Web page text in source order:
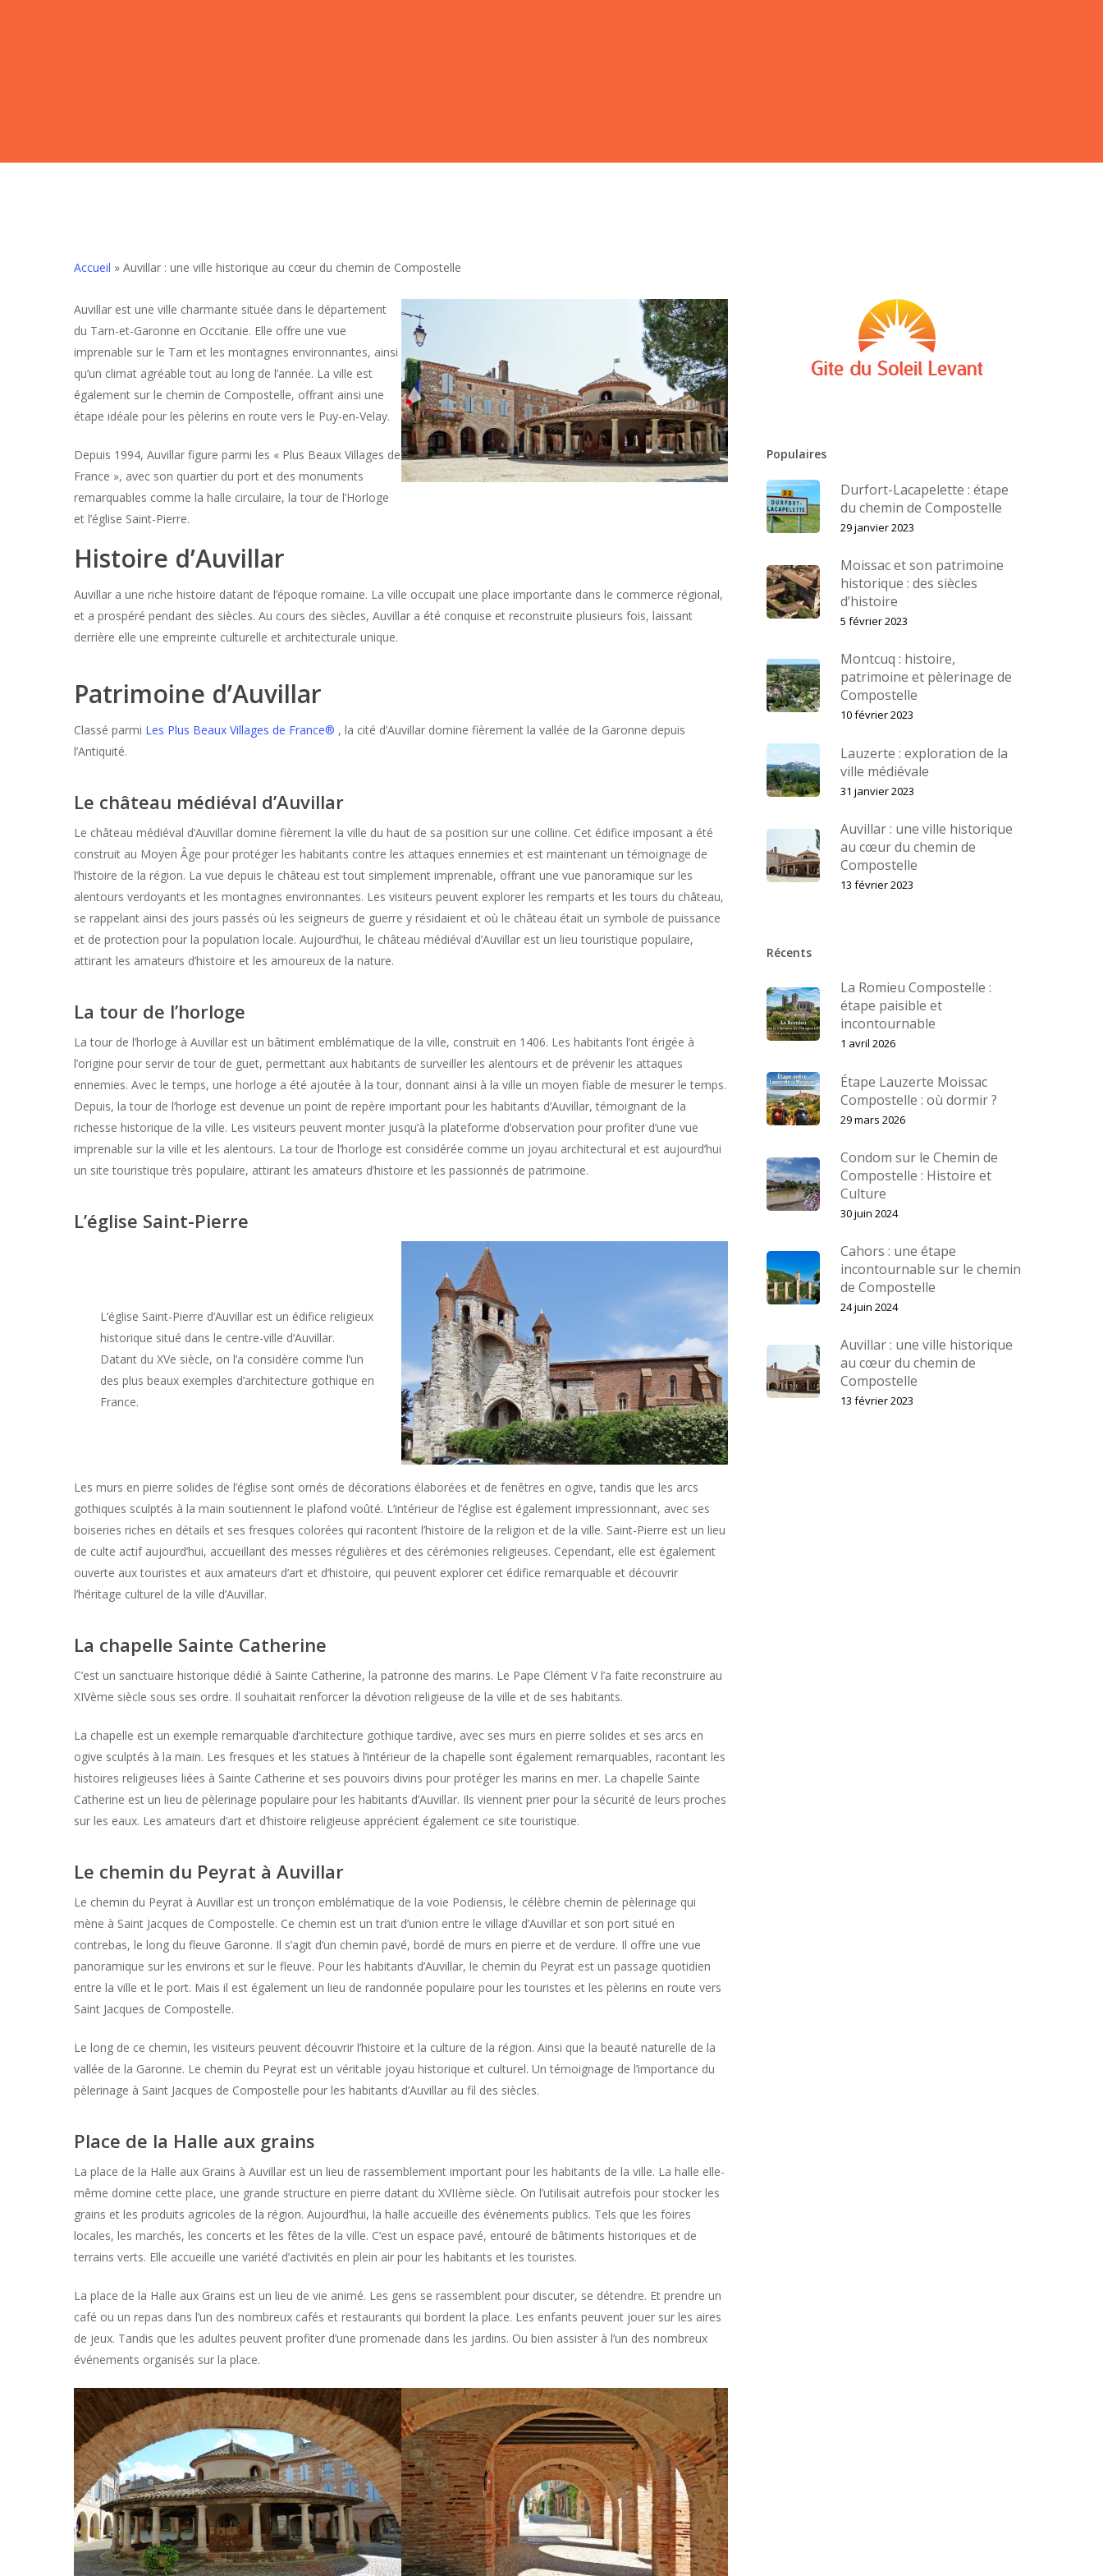
Hit enter to search or ESC to close
Accueil » Auvillar : une ville historique au cœur du chemin de Compostelle
Auvillar est une ville charmante située dans le département
du Tarn-et-Garonne en Occitanie. Elle offre une vue
imprenable sur le Tarn et les montagnes environnantes, ainsi
qu’un climat agréable tout au long de l’année. La ville est
également sur le chemin de Compostelle, offrant ainsi une
étape idéale pour les pèlerins en route vers le Puy-en-Velay.
Depuis 1994, Auvillar figure parmi les « Plus Beaux Villages de
France », avec son quartier du port et des monuments
remarquables comme la halle circulaire, la tour de l’Horloge
et l’église Saint-Pierre.
Histoire d’Auvillar
Auvillar a une riche histoire datant de l’époque romaine. La ville occupait une place importante dans le commerce régional,
et a prospéré pendant des siècles. Au cours des siècles, Auvillar a été conquise et reconstruite plusieurs fois, laissant
derrière elle une empreinte culturelle et architecturale unique.
Patrimoine d’Auvillar
Classé parmi Les Plus Beaux Villages de France® , la cité d’Auvillar domine fièrement la vallée de la Garonne depuis
l’Antiquité.
Le château médiéval d’Auvillar
Le château médiéval d’Auvillar domine fièrement la ville du haut de sa position sur une colline. Cet édifice imposant a été
construit au Moyen Âge pour protéger les habitants contre les attaques ennemies et est maintenant un témoignage de
l’histoire de la région. La vue depuis le château est tout simplement imprenable, offrant une vue panoramique sur les
alentours verdoyants et les montagnes environnantes. Les visiteurs peuvent explorer les remparts et les tours du château,
se rappelant ainsi des jours passés où les seigneurs de guerre y résidaient et où le château était un symbole de puissance
et de protection pour la population locale. Aujourd’hui, le château médiéval d’Auvillar est un lieu touristique populaire,
attirant les amateurs d’histoire et les amoureux de la nature.
La tour de l’horloge
La tour de l’horloge à Auvillar est un bâtiment emblématique de la ville, construit en 1406. Les habitants l’ont érigée à
l’origine pour servir de tour de guet, permettant aux habitants de surveiller les alentours et de prévenir les attaques
ennemies. Avec le temps, une horloge a été ajoutée à la tour, donnant ainsi à la ville un moyen fiable de mesurer le temps.
Depuis, la tour de l’horloge est devenue un point de repère important pour les habitants d’Auvillar, témoignant de la
richesse historique de la ville. Les visiteurs peuvent monter jusqu’à la plateforme d’observation pour profiter d’une vue
imprenable sur la ville et les alentours. La tour de l’horloge est considérée comme un joyau architectural et est aujourd’hui
un site touristique très populaire, attirant les amateurs d’histoire et les passionnés de patrimoine.
L’église Saint-Pierre
L’église Saint-Pierre d’Auvillar est un édifice religieux
historique situé dans le centre-ville d’Auvillar.
Datant du XVe siècle, on l’a considère comme l’un
des plus beaux exemples d’architecture gothique en
France.
Les murs en pierre solides de l’église sont ornés de décorations élaborées et de fenêtres en ogive, tandis que les arcs
gothiques sculptés à la main soutiennent le plafond voûté. L’intérieur de l’église est également impressionnant, avec ses
boiseries riches en détails et ses fresques colorées qui racontent l’histoire de la religion et de la ville. Saint-Pierre est un lieu
de culte actif aujourd’hui, accueillant des messes régulières et des cérémonies religieuses. Cependant, elle est également
ouverte aux touristes et aux amateurs d’art et d’histoire, qui peuvent explorer cet édifice remarquable et découvrir
l’héritage culturel de la ville d’Auvillar.
La chapelle Sainte Catherine
C’est un sanctuaire historique dédié à Sainte Catherine, la patronne des marins. Le Pape Clément V l’a faite reconstruire au
XIVème siècle sous ses ordre. Il souhaitait renforcer la dévotion religieuse de la ville et de ses habitants.
La chapelle est un exemple remarquable d’architecture gothique tardive, avec ses murs en pierre solides et ses arcs en
ogive sculptés à la main. Les fresques et les statues à l’intérieur de la chapelle sont également remarquables, racontant les
histoires religieuses liées à Sainte Catherine et ses pouvoirs divins pour protéger les marins en mer. La chapelle Sainte
Catherine est un lieu de pèlerinage populaire pour les habitants d’Auvillar. Ils viennent prier pour la sécurité de leurs proches
sur les eaux. Les amateurs d’art et d’histoire religieuse apprécient également ce site touristique.
Le chemin du Peyrat à Auvillar
Le chemin du Peyrat à Auvillar est un tronçon emblématique de la voie Podiensis, le célèbre chemin de pèlerinage qui
mène à Saint Jacques de Compostelle. Ce chemin est un trait d’union entre le village d’Auvillar et son port situé en
contrebas, le long du fleuve Garonne. Il s’agit d’un chemin pavé, bordé de murs en pierre et de verdure. Il offre une vue
panoramique sur les environs et sur le fleuve. Pour les habitants d’Auvillar, le chemin du Peyrat est un passage quotidien
entre la ville et le port. Mais il est également un lieu de randonnée populaire pour les touristes et les pèlerins en route vers
Saint Jacques de Compostelle.
Le long de ce chemin, les visiteurs peuvent découvrir l’histoire et la culture de la région. Ainsi que la beauté naturelle de la
vallée de la Garonne. Le chemin du Peyrat est un véritable joyau historique et culturel. Un témoignage de l’importance du
pèlerinage à Saint Jacques de Compostelle pour les habitants d’Auvillar au fil des siècles.
Place de la Halle aux grains
La place de la Halle aux Grains à Auvillar est un lieu de rassemblement important pour les habitants de la ville. La halle elle-
même domine cette place, une grande structure en pierre datant du XVIIème siècle. On l’utilisait autrefois pour stocker les
grains et les produits agricoles de la région. Aujourd’hui, la halle accueille des événements publics. Tels que les foires
locales, les marchés, les concerts et les fêtes de la ville. C’est un espace pavé, entouré de bâtiments historiques et de
terrains verts. Elle accueille une variété d’activités en plein air pour les habitants et les touristes.
La place de la Halle aux Grains est un lieu de vie animé. Les gens se rassemblent pour discuter, se détendre. Et prendre un
café ou un repas dans l’un des nombreux cafés et restaurants qui bordent la place. Les enfants peuvent jouer sur les aires
de jeux. Tandis que les adultes peuvent profiter d’une promenade dans les jardins. Ou bien assister à l’un des nombreux
événements organisés sur la place.
Populaires
Durfort-Lacapelette : étape
du chemin de Compostelle
29 janvier 2023
Moissac et son patrimoine
historique : des siècles
d’histoire
5 février 2023
Montcuq : histoire,
patrimoine et pèlerinage de
Compostelle
10 février 2023
Lauzerte : exploration de la
ville médiévale
31 janvier 2023
Auvillar : une ville historique
au cœur du chemin de
Compostelle
13 février 2023
Récents
La Romieu Compostelle :
étape paisible et
incontournable
1 avril 2026
Étape Lauzerte Moissac
Compostelle : où dormir ?
29 mars 2026
Condom sur le Chemin de
Compostelle : Histoire et
Culture
30 juin 2024
Cahors : une étape
incontournable sur le chemin
de Compostelle
24 juin 2024
Auvillar : une ville historique
au cœur du chemin de
Compostelle
13 février 2023